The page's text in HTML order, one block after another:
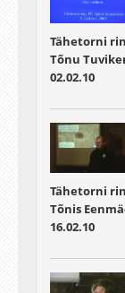
Tähetorni
Tõnu
02.02.10
Tähetorni
Tõnis
16.02.10